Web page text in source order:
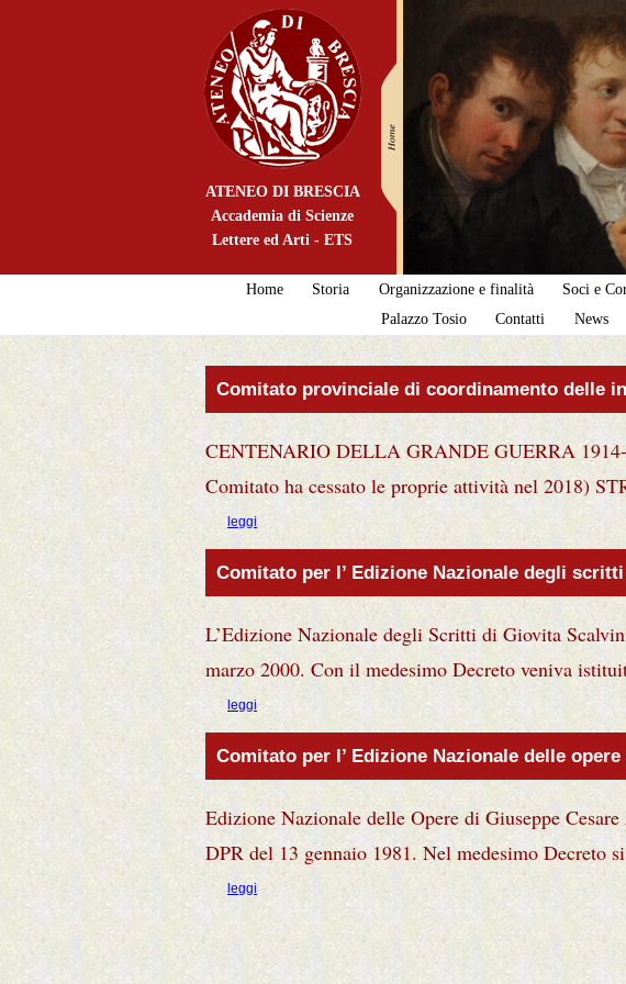
ATENEO DI BRESCIA
Accademia di Scienze
Lettere ed Arti - ETS
Home Storia Organizzazione e finalità Soci e
Palazzo Tosio
Contatti News
Comitato provinciale di coordinamento delle
CENTENARIO DELLA GRANDE GUERRA
Comitato ha cessato le proprie attività nel 2018)
leggi
Comitato per l’ Edizione Nazionale degli
L’Edizione Nazionale degli Scritti di Giovita
marzo 2000. Con il medesimo Decreto veniva
leggi
Comitato per l’ Edizione Nazionale delle
Edizione Nazionale delle Opere di Giuseppe
DPR del 13 gennaio 1981. Nel medesimo Decreto
leggi